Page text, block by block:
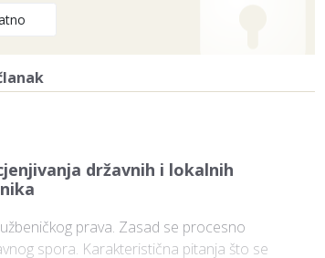
državnih i lokalnih
prava. Zasad se procesno
spora. Karakteristična pitanja što se